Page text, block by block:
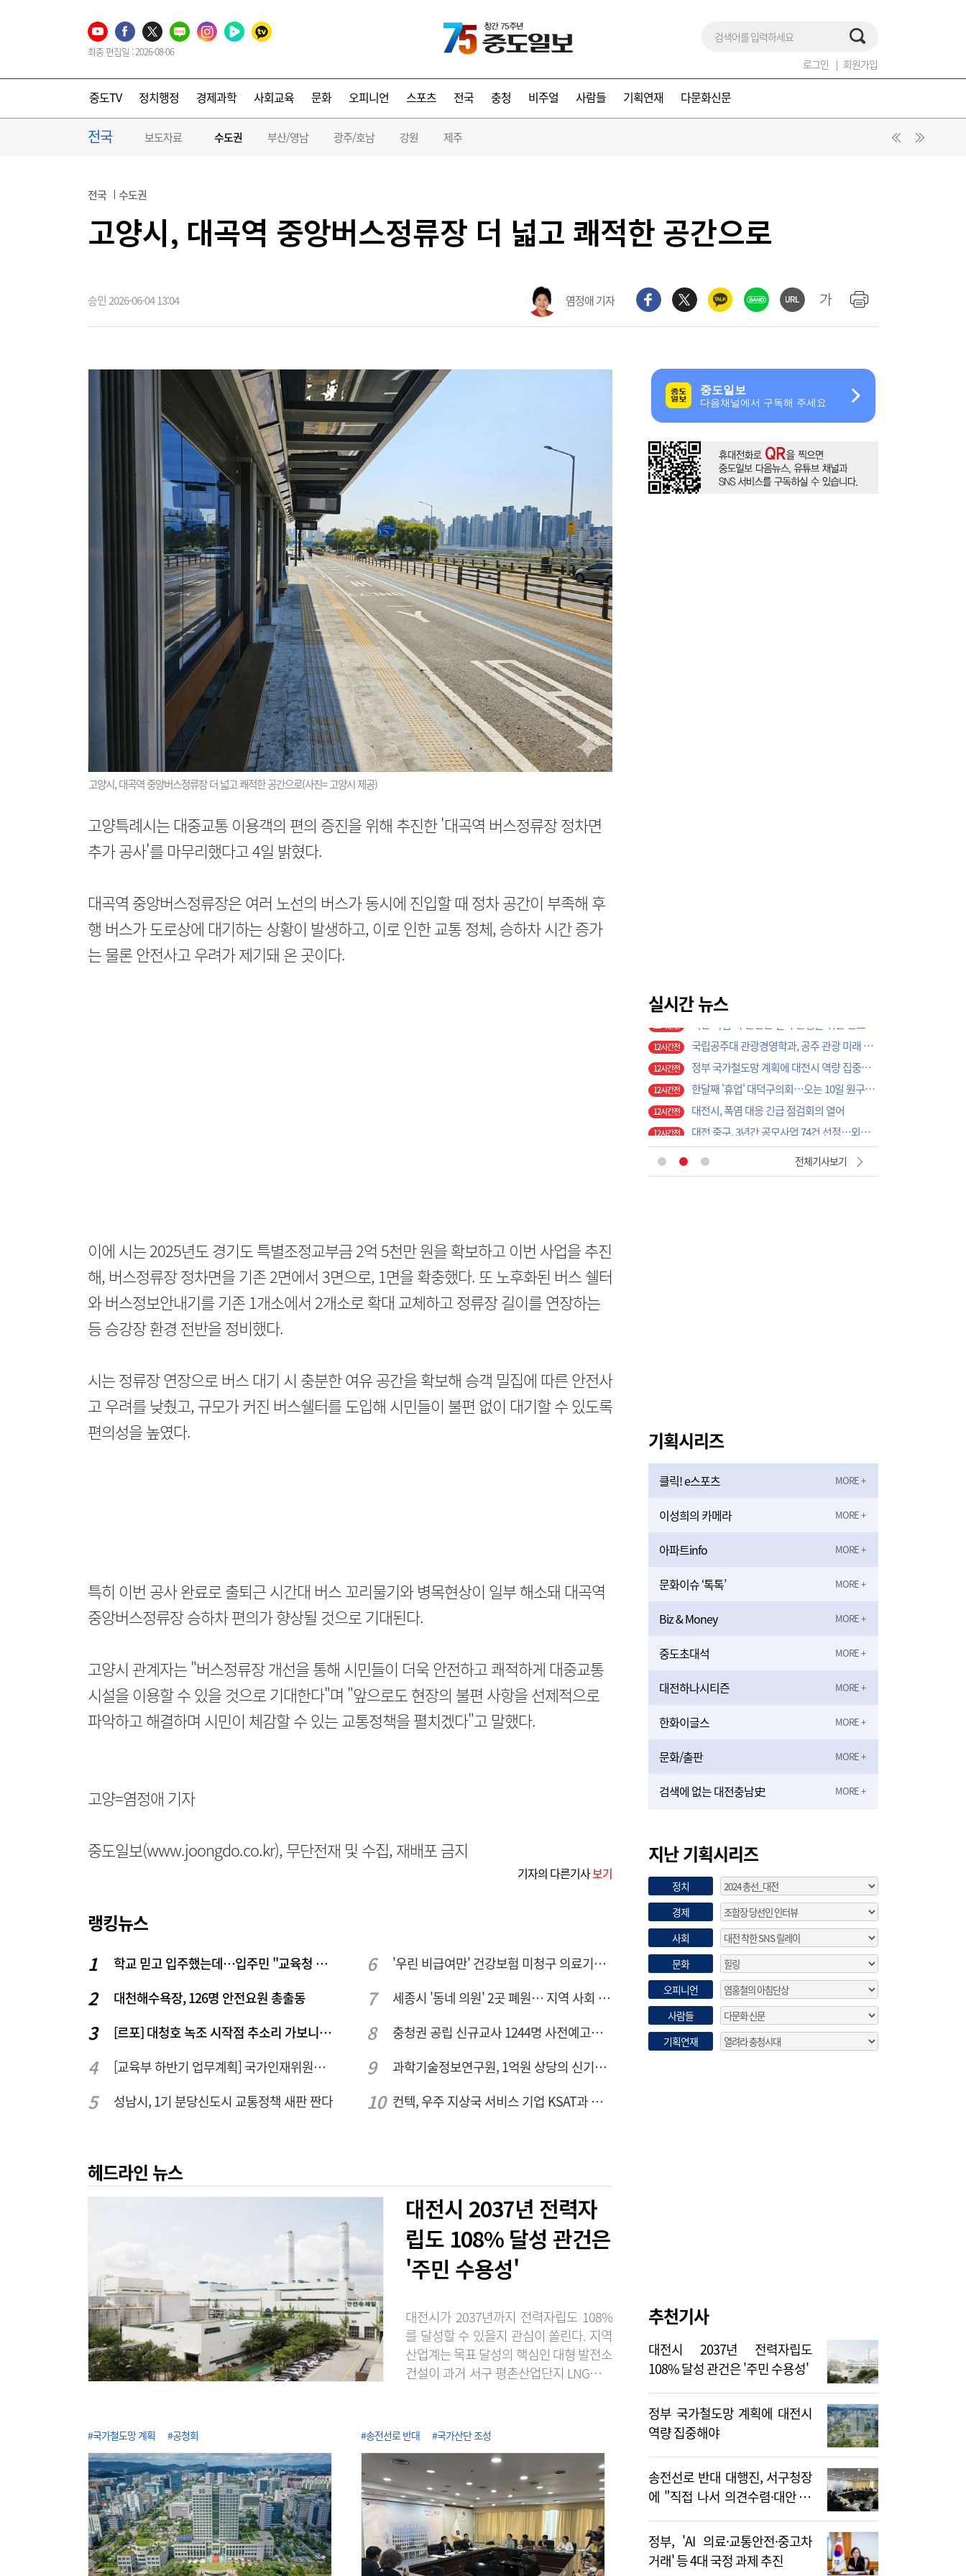
최종 편집일 : 2026-08-06
로그인 회원가입
중도TV 정치행정 경제과학 사회교육 문화 오피니언 스포츠 전국 충청 비주얼 사람들 기획연재 다문화신문
전국 보도자료 수도권 부산/영남 광주/호남 강원 제주
전국 수도권
고양시, 대곡역 중앙버스정류장 더 넓고 쾌적한 공간으로
승인 2026-06-04 13:04 염정애 기자
고양시, 대곡역 중앙버스정류장 더 넓고 쾌적한 공간으로(사진= 고양시 제공)
고양특례시는 대중교통 이용객의 편의 증진을 위해 추진한 '대곡역 버스정류장 정차면
추가 공사'를 마무리했다고 4일 밝혔다.
대곡역 중앙버스정류장은 여러 노선의 버스가 동시에 진입할 때 정차 공간이 부족해 후
행 버스가 도로상에 대기하는 상황이 발생하고, 이로 인한 교통 정체, 승하차 시간 증가
는 물론 안전사고 우려가 제기돼 온 곳이다.
이에 시는 2025년도 경기도 특별조정교부금 2억 5천만 원을 확보하고 이번 사업을 추진
해, 버스정류장 정차면을 기존 2면에서 3면으로, 1면을 확충했다. 또 노후화된 버스 쉘터
와 버스정보안내기를 기존 1개소에서 2개소로 확대 교체하고 정류장 길이를 연장하는
등 승강장 환경 전반을 정비했다.
시는 정류장 연장으로 버스 대기 시 충분한 여유 공간을 확보해 승객 밀집에 따른 안전사
고 우려를 낮췄고, 규모가 커진 버스쉘터를 도입해 시민들이 불편 없이 대기할 수 있도록
편의성을 높였다.
특히 이번 공사 완료로 출퇴근 시간대 버스 꼬리물기와 병목현상이 일부 해소돼 대곡역
중앙버스정류장 승하차 편의가 향상될 것으로 기대된다.
고양시 관계자는 "버스정류장 개선을 통해 시민들이 더욱 안전하고 쾌적하게 대중교통
시설을 이용할 수 있을 것으로 기대한다"며 "앞으로도 현장의 불편 사항을 선제적으로
파악하고 해결하며 시민이 체감할 수 있는 교통정책을 펼치겠다"고 말했다.
고양=염정애 기자
중도일보(www.joongdo.co.kr), 무단전재 및 수집, 재배포 금지
기자의 다른기사보기
랭킹뉴스
학교 믿고 입주했는데…입주민 "교육청 중재 나서라"
대천해수욕장, 126명 안전요원 총출동
[르포] 대청호 녹조 시작점 추소리 가보니…걷어내도 짙은 초록빛
[교육부 하반기 업무계획] 국가인재위원회 신설… 거점국립대 3곳 성장엔진·AI 분야 패키지 지원
성남시, 1기 분당신도시 교통정책 새판 짠다
'우린 비급여만' 건강보험 미청구 의료기관 대전 65곳 충남 31곳
세종시 '동네 의원' 2곳 폐원… 지역 사회 도마 위
충청권 공립 신규교사 1244명 사전예고… 대전 초등 34명서 4명으로
과학기술정보연구원, 1억원 상당의 신기술 기업 이전 완료
컨텍, 우주 지상국 서비스 기업 KSAT과 안테나 6기 계약 체결
헤드라인 뉴스
대전시 2037년 전력자
립도 108% 달성 관건은
'주민 수용성'
대전시가 2037년까지 전력자립도 108%
를 달성할 수 있을지 관심이 쏠린다. 지역
산업계는 목표 달성의 핵심인 대형 발전소
건설이 과거 서구 평촌산업단지 LNG발전
인 시각을 보이고 있다. 6일 에너지경제연
르면 2024년 기준 대전의 전력자립도는
2.96%로 전국 17개 광역시·도 가운데 최
저 수준을 기록했다. 전력자립도가 5%를
밑도는 지역은 전국에서 대전이 유일하다.
16위 광주(9.56%)의 3분의 1에도 못..
#국가철도망 계획 #공청회 #송전선로 반대 #국가산단 조성
실시간 뉴스
12시간전
12시간전 대전시, 폭염 대응 긴급 점검회의 열어
12시간전
12시간전
12시간전
12시간전 대전시의회, 정책 역량 증대 박차… "공부하는 의회, 연구하는 의회로"
5시간전 [아침을 여는 명언 캘리] 2026년 8월7일 금요일
11시간전
전체기사보기
기획시리즈
클릭! e스포츠
이성희의 카메라
아파트info
문화이슈 ‘톡톡’
Biz & Money
중도초대석
대전하나시티즌
한화이글스
문화/출판
검색에 없는 대전충남史
지난 기획시리즈
정치
경제
사회
문화
오피니언
사람들
기획연재
추천기사
대전시 2037년 전력자립도
108% 달성 관건은 '주민 수용성'
정부 국가철도망 계획에 대전시
역량 집중해야
송전선로 반대 대행진, 서구청장
에 "직접 나서 의견수렴·대안 제
시해야"
정부, 'AI 의료·교통안전·중고차
거래' 등 4대 국정 과제 추진